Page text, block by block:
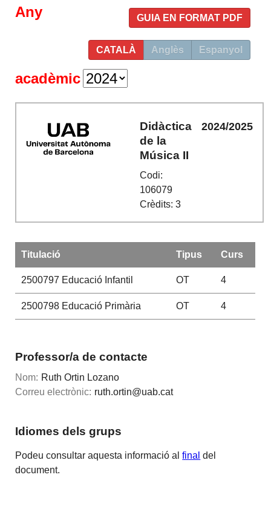
GUIA EN FORMAT PDF
CATALÀ Anglès Espanyol
Any
acadèmic
Didàctica
de la
Música II
Codi:
106079
Crèdits: 3
2024/2025
Titulació Tipus Curs
2500797 Educació Infantil OT 4
2500798Educació Primària OT 4
Professor/a de contacte
Nom: Ruth Ortin Lozano
Correu electrònic: ruth.ortin@uab.cat
Idiomes dels grups
Podeu consultar aquesta informació alfinal del
document.